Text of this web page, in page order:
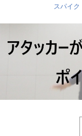
スパイク